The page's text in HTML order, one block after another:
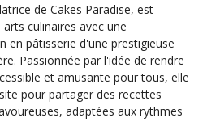
de Cakes Paradise, est
culinaires avec une
en pâtisserie d'une prestigieuse
Passionnée par l'idée de rendre
et amusante pour tous, elle
pour partager des recettes
adaptées aux rythmes